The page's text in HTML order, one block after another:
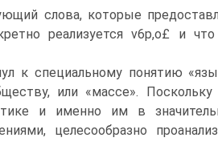
слова, которые
реализуется v6p,o£ и
к специальному понятию
или «массе». Поскольку
и именно им в
целесообразно